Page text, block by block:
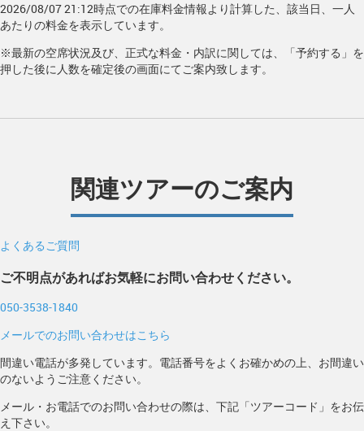
2026/08/07 21:12時点での在庫料金情報より計算した、該当日、一人
あたりの料金を表示しています。
※最新の空席状況及び、正式な料金・内訳に関しては、「予約する」を
押した後に人数を確定後の画面にてご案内致します。
関連ツアーのご案内
よくあるご質問
ご不明点があればお気軽にお問い合わせください。
050-3538-1840
メールでのお問い合わせはこちら
間違い電話が多発しています。電話番号をよくお確かめの上、お間違い
のないようご注意ください。
メール・お電話でのお問い合わせの際は、下記「ツアーコード」をお伝
え下さい。